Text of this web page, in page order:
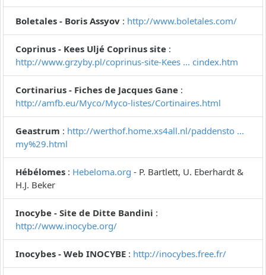
Boletales - Boris Assyov : http://www.boletales.com/
Coprinus - Kees Uljé Coprinus site :
http://www.grzyby.pl/coprinus-site-Kees ... cindex.htm
Cortinarius - Fiches de Jacques Gane :
http://amfb.eu/Myco/Myco-listes/Cortinaires.html
Geastrum : http://werthof.home.xs4all.nl/paddensto ...
my%29.html
Hébélomes : Hebeloma.org - P. Bartlett, U. Eberhardt &
H.J. Beker
Inocybe - Site de Ditte Bandini :
http://www.inocybe.org/
Inocybes - Web INOCYBE : http://inocybes.free.fr/